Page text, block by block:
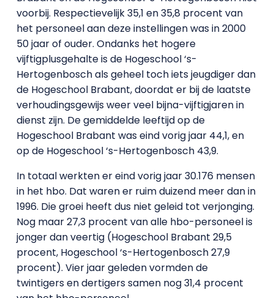
voorbij. Respectievelijk 35,1 en 35,8 procent van
het personeel aan deze instellingen was in 2000
50 jaar of ouder. Ondanks het hogere
vijftigplusgehalte is de Hogeschool ‘s-
Hertogenbosch als geheel toch iets jeugdiger dan
de Hogeschool Brabant, doordat er bij de laatste
verhoudingsgewijs weer veel bijna-vijftigjaren in
dienst zijn. De gemiddelde leeftijd op de
Hogeschool Brabant was eind vorig jaar 44,1, en
op de Hogeschool ‘s-Hertogenbosch 43,9.
In totaal werkten er eind vorig jaar 30.176 mensen
in het hbo. Dat waren er ruim duizend meer dan in
1996. Die groei heeft dus niet geleid tot verjonging.
Nog maar 27,3 procent van alle hbo-personeel is
jonger dan veertig (Hogeschool Brabant 29,5
procent, Hogeschool ‘s-Hertogenbosch 27,9
procent). Vier jaar geleden vormden de
twintigers en dertigers samen nog 31,4 procent